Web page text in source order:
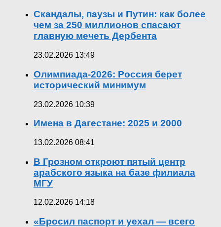
Скандалы, паузы и Путин: как более
чем за 250 миллионов спасают
главную мечеть Дербента
23.02.2026 13:49
Олимпиада-2026: Россия берет
исторический минимум
23.02.2026 10:39
Имена в Дагестане: 2025 и 2000
13.02.2026 08:41
В Грозном откроют пятый центр
арабского языка на базе филиала
МГУ
12.02.2026 14:18
«Бросил паспорт и уехал — всего